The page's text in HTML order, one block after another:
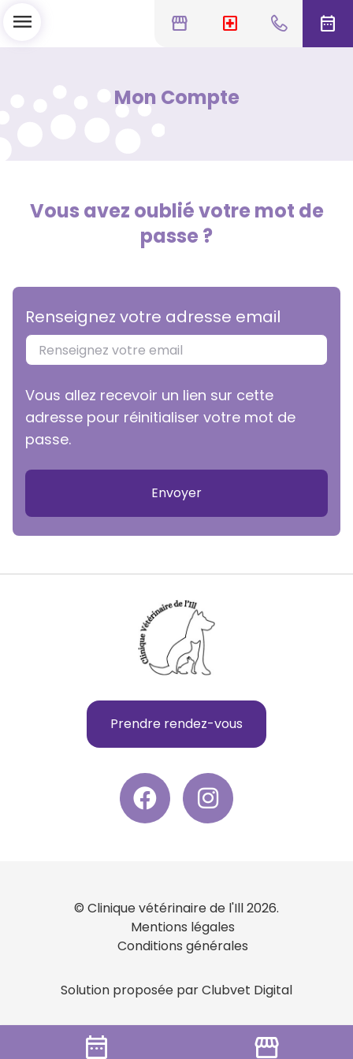
storefront local_hospital date_range
menu
Mon Compte
Vous avez oublié votre mot de
passe ?
Renseignez votre adresse email
Vous allez recevoir un lien sur cette
adresse pour réinitialiser votre mot de
passe.
Envoyer
date_range storefront
Prendre rendez-vous
© Clinique vétérinaire de l'Ill 2026.
Mentions légales
Conditions générales
Solution proposée par Clubvet Digital